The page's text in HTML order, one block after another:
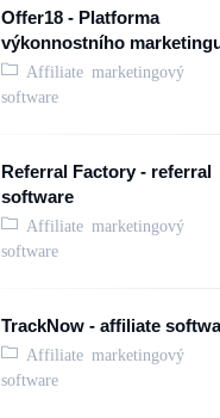
Offer18 - Platforma
výkonnostního
Affiliate marketingový
software
Referral Factory - referral
software
Affiliate marketingový
software
TrackNow - affiliate
Affiliate marketingový
software